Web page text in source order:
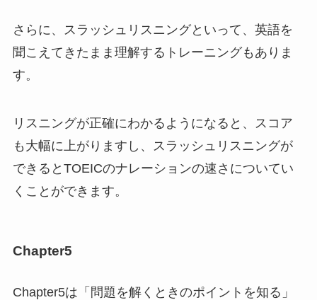
さらに、スラッシュリスニングといって、英語を
聞こえてきたまま理解するトレーニングもありま
す。
リスニングが正確にわかるようになると、スコア
も大幅に上がりますし、スラッシュリスニングが
できるとTOEICのナレーションの速さについてい
くことができます。
Chapter5
Chapter5は「問題を解くときのポイントを知る」